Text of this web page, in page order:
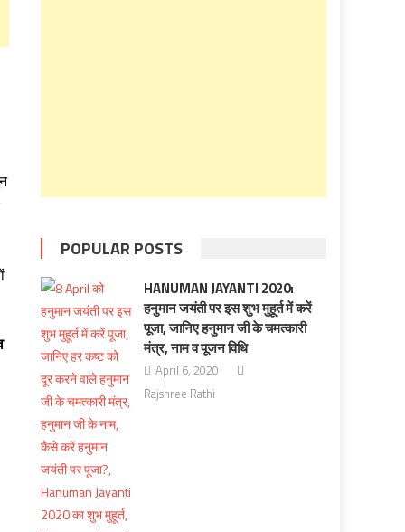
POPULAR POSTS
HANUMAN JAYANTI 2020:
हनुमान जयंती पर इस शुभ मुहूर्त में करें
पूजा, जानिए हनुमान जी के चमत्कारी
मंत्र, नाम व पूजन विधि
April 6, 2020
Rajshree Rathi